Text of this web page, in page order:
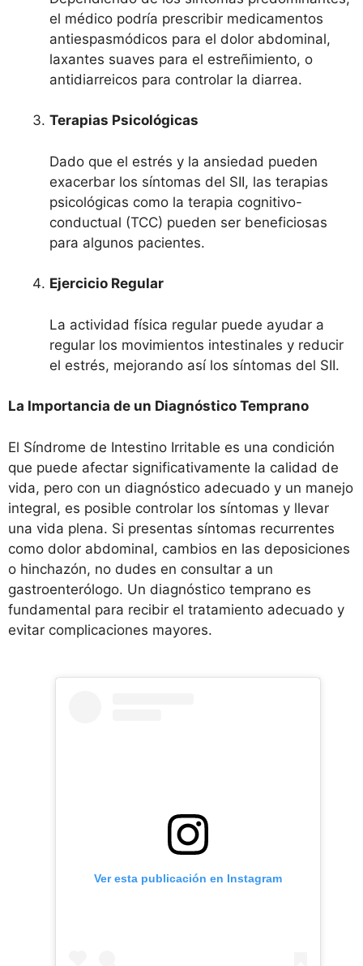
el médico podría prescribir medicamentos
antiespasmódicos para el dolor abdominal,
laxantes suaves para el estreñimiento, o
antidiarreicos para controlar la diarrea.
Terapias Psicológicas
Dado que el estrés y la ansiedad pueden
exacerbar los síntomas del SII, las terapias
psicológicas como la terapia cognitivo-
conductual (TCC) pueden ser beneficiosas
para algunos pacientes.
Ejercicio Regular
La actividad física regular puede ayudar a
regular los movimientos intestinales y reducir
el estrés, mejorando así los síntomas del SII.
La Importancia de un Diagnóstico Temprano
El Síndrome de Intestino Irritable es una condición
que puede afectar significativamente la calidad de
vida, pero con un diagnóstico adecuado y un manejo
integral, es posible controlar los síntomas y llevar
una vida plena. Si presentas síntomas recurrentes
como dolor abdominal, cambios en las deposiciones
o hinchazón, no dudes en consultar a un
gastroenterólogo. Un diagnóstico temprano es
fundamental para recibir el tratamiento adecuado y
evitar complicaciones mayores.
Ver esta publicación en Instagram